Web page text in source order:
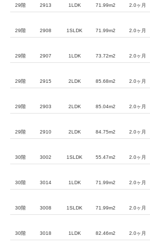
29階 2913 1LDK 71.99m2 2.0ヶ月
29階 2908 1SLDK 71.99m2 2.0ヶ月
29階 2907 1LDK 73.72m2 2.0ヶ月
29階 2915 2LDK 85.68m2 2.0ヶ月
29階 2903 2LDK 85.04m2 2.0ヶ月
29階 2910 2LDK 84.75m2 2.0ヶ月
30階 3002 1SLDK 55.47m2 2.0ヶ月
30階 3014 1LDK 71.99m2 2.0ヶ月
30階 3008 1SLDK 71.99m2 2.0ヶ月
30階 3018 1LDK 82.46m2 2.0ヶ月